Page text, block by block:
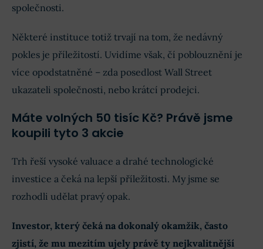
společnosti.
Některé instituce totiž trvají na tom, že nedávný
pokles je příležitostí. Uvidíme však, čí poblouznění je
více opodstatněné – zda posedlost Wall Street
ukazateli společnosti, nebo krátcí prodejci.
Máte volných 50 tisíc Kč? Právě jsme
koupili tyto 3 akcie
Trh řeší vysoké valuace a drahé technologické
investice a čeká na lepší příležitosti. My jsme se
rozhodli udělat pravý opak.
Investor, který čeká na dokonalý okamžik, často
zjistí, že mu mezitím ujely právě ty nejkvalitnější